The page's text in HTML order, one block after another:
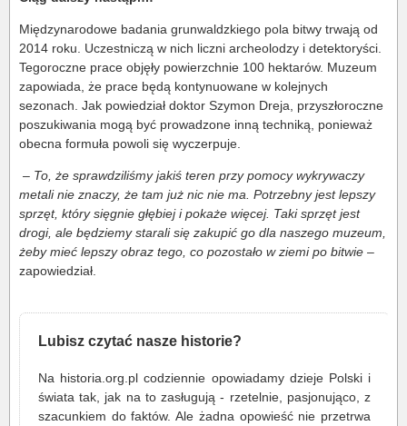
Międzynarodowe badania grunwaldzkiego pola bitwy trwają od
2014 roku. Uczestniczą w nich liczni archeolodzy i detektoryści.
Tegoroczne prace objęły powierzchnie 100 hektarów. Muzeum
zapowiada, że prace będą kontynuowane w kolejnych
sezonach. Jak powiedział doktor Szymon Dreja, przyszłoroczne
poszukiwania mogą być prowadzone inną techniką, ponieważ
obecna formuła powoli się wyczerpuje.
– To, że sprawdziliśmy jakiś teren przy pomocy wykrywaczy
metali nie znaczy, że tam już nic nie ma. Potrzebny jest lepszy
sprzęt, który sięgnie głębiej i pokaże więcej. Taki sprzęt jest
drogi, ale będziemy starali się zakupić go dla naszego muzeum,
żeby mieć lepszy obraz tego, co pozostało w ziemi po bitwie –
zapowiedział.
Lubisz czytać nasze historie?
Na historia.org.pl codziennie opowiadamy dzieje Polski i
świata tak, jak na to zasługują - rzetelnie, pasjonująco, z
szacunkiem do faktów. Ale żadna opowieść nie przetrwa